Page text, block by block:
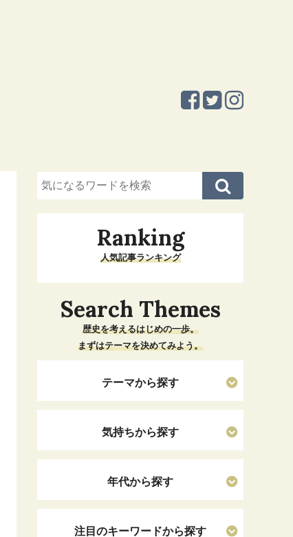
Ranking
人気記事ランキング
Search Themes
歴史を考えるはじめの一歩。
まずはテーマを決めてみよう。
テーマから探す
気持ちから探す
年代から探す
注目のキーワードから探す